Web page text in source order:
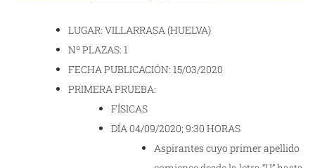
LUGAR: VILLARRASA (HUELVA)
Nº PLAZAS: 1
FECHA PUBLICACIÓN: 15/03/2020
PRIMERA PRUEBA:
FÍSICAS
DÍA 04/09/2020; 9:30 HORAS
Aspirantes cuyo primer apellido